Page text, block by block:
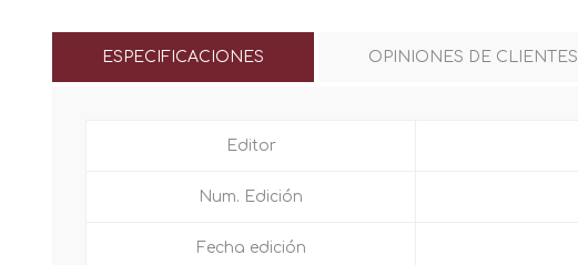
ESPECIFICACIONES OPINIONES DE CLIENTES
Editor
Num. Edición
Fecha edición